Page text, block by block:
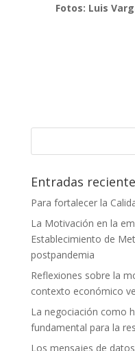
Fotos: Luis
Entradas
Para fortalecer la
La Motivación en la
Establecimiento de
postpandemia
Reflexiones sobre la
contexto económico
La negociación como
fundamental para la
Los mensajes de